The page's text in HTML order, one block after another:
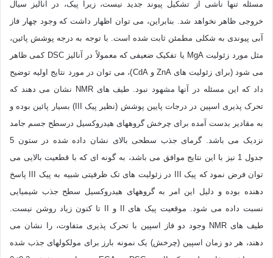
مسئله تنها ناشی از تشکیل پیوند جدید نیست، زیرا پیک، در آنالیز سیال
خروجی ظاهر نخواهد شد. بنابراین، می توان اظهار داشت که وجود چهار فاز
آبی پیوندی به شکلی مطمئن ثابت شده است. با توجه به درجه پوشش پائین،
مثل مورد زئولیت MgA یا تفکیک ضعیفی که معمولاً در آنالیز DSC کمی ظاهر
می شود (برای زئولیت های ZnA و CdA)، می توان در مورد نتایج اولیه توضیح
داد که این مسئله در آنها مشهود نبود. طیف های NMR نشان می دهند که
تحرک پذیری اسپین در درجات پایین پوشش (نظیر پیک III) بسیار پائین بوده و
به مقادیر بدست آمده برای چرخش گروههای هیدروکسیل درسطح جسم جامد
نزدیک می باشد. گرمای جذب سطحی بالای نشان داده شده در ستون 5
جدول 1 نیز با این نتایج موافق می باشد، به گونه ای که با قطعیت بالایی می
توان فرض نمود که پیک III در زئولیت های تک ظرفیتی شبیه به پیک III پاسخ
دهنده بوده و دلیل این امر به گروههای هیدروکسیل سطح جذب شیمیایی
نسبت داده می شود. موقعیت پیک های II و II تا کنون زیاد روشن نیست.
طیف های NMR وجود دو فاز اسپین با تحرک پذیری متفاوت، را نشان می
دهند، هر دو زمان اسپین (چرخش) یک نمونه بارز برای مولکولهای جذب شده